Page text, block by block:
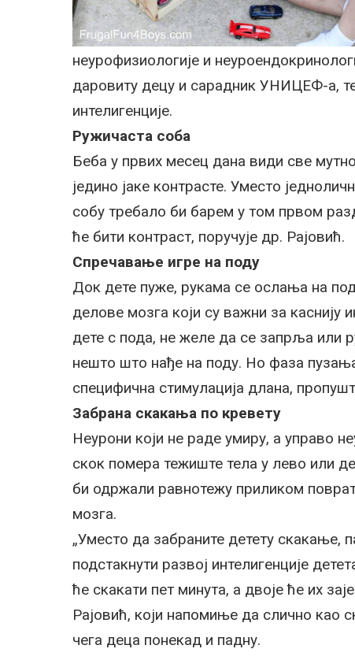
неурофизиологије и
даровиту децу и сарадник УНИЦЕФ-а,
интелигенције.
Ружичаста соба
Беба у првих месец дана види све
једино јаке контрасте. Уместо
собу требало би барем у том првом
ће бити контраст, поручује др. Рајовић.
Спречавање игре на поду
Док дете пуже, рукама се ослања на
делове мозга који су важни за каснију
дете с пода, не желе да се запрља или
нешто што нађе на поду. Но фаза
специфична стимулација длана,
Забрана скакања по кревету
Неурони који не раде умиру, а управо
скок помера тежиште тела у лево или
би одржали равнотежу приликом
мозга.
„Уместо да забраните детету скакање,
подстакнути развој интелигенције
ће скакати пет минута, а двоје ће их
Рајовић, који напомиње да слично као
чега деца понекад и падну.